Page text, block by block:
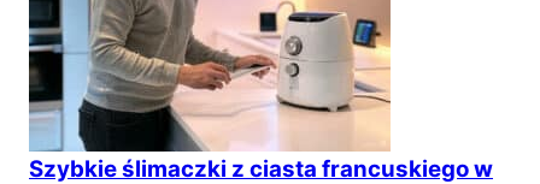
Szybkie ślimaczki z ciasta francuskiego w